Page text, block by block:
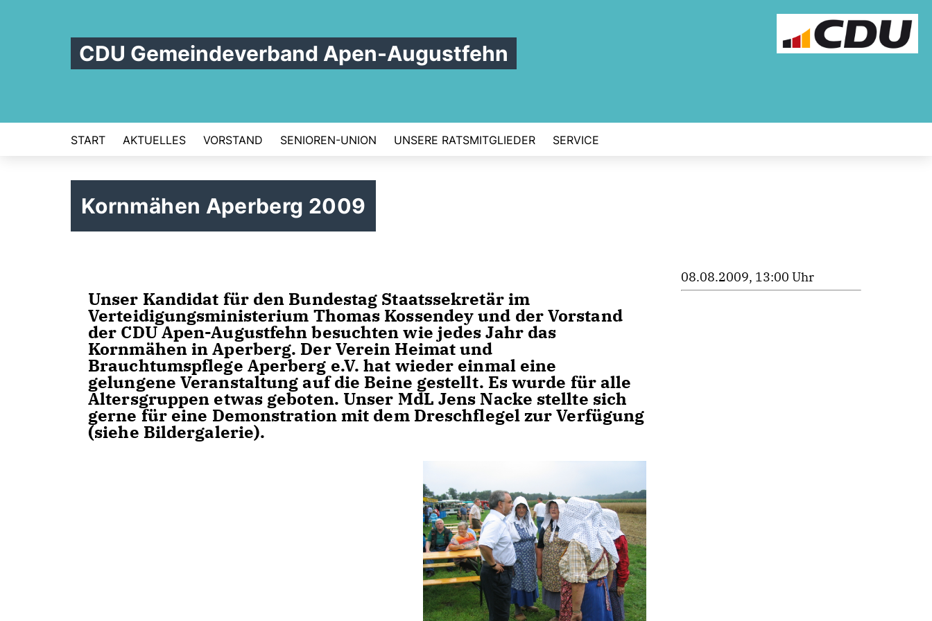
CDU Gemeindeverband Apen-Augustfehn
START AKTUELLES VORSTAND SENIOREN-UNION UNSERE RATSMITGLIEDER SERVICE
Kornmähen Aperberg 2009
Unser Kandidat für den Bundestag Staatssekretär im
Verteidigungsministerium Thomas Kossendey und der Vorstand
der CDU Apen-Augustfehn besuchten wie jedes Jahr das
Kornmähen in Aperberg. Der Verein Heimat und
Brauchtumspflege Aperberg e.V. hat wieder einmal eine
gelungene Veranstaltung auf die Beine gestellt. Es wurde für alle
Altersgruppen etwas geboten. Unser MdL Jens Nacke stellte sich
gerne für eine Demonstration mit dem Dreschflegel zur Verfügung
(siehe Bildergalerie).
08.08.2009, 13:00 Uhr